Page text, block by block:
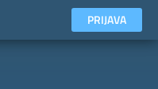
PRIJAVA